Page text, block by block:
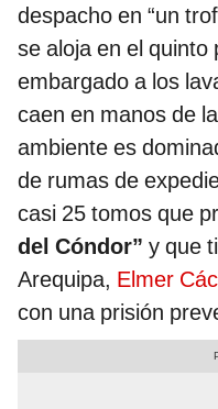
despacho en “un
se aloja en el quinto
embargado a los
caen en manos de
ambiente es
de rumas de
casi 25 tomos que
del Cóndor” y que
Arequipa, Elmer
con una prisión